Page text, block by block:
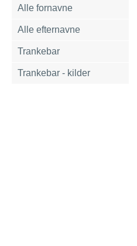
Alle fornavne
Alle efternavne
Trankebar
Trankebar - kilder